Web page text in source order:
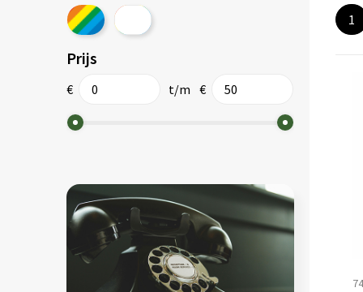
Prijs
€ t/m €
1